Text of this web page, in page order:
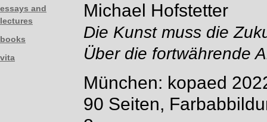
essays and
lectures
books
vita
Michael Hofstetter
Die Kunst muss die
Über die fortwährende
München: kopaed
90 Seiten,